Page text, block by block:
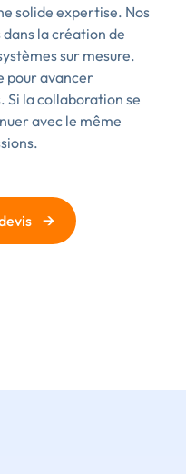
solide expertise. Nos
la création de
sur mesure.
pour avancer
Si la collaboration se
avec le même
→